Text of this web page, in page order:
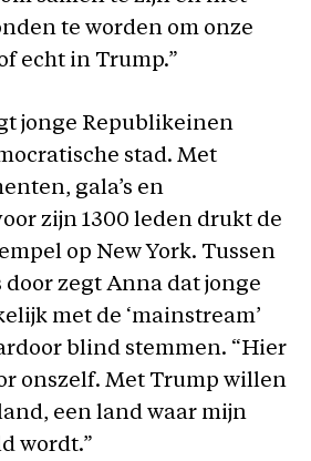
te worden om onze
echt in Trump.”
jonge Republikeinen
stad. Met
gala’s en
zijn 1300 leden drukt de
op New York. Tussen
zegt Anna dat jonge
met de ‘mainstream’
blind stemmen. “Hier
onszelf. Met Trump willen
een land waar mijn
wordt.”